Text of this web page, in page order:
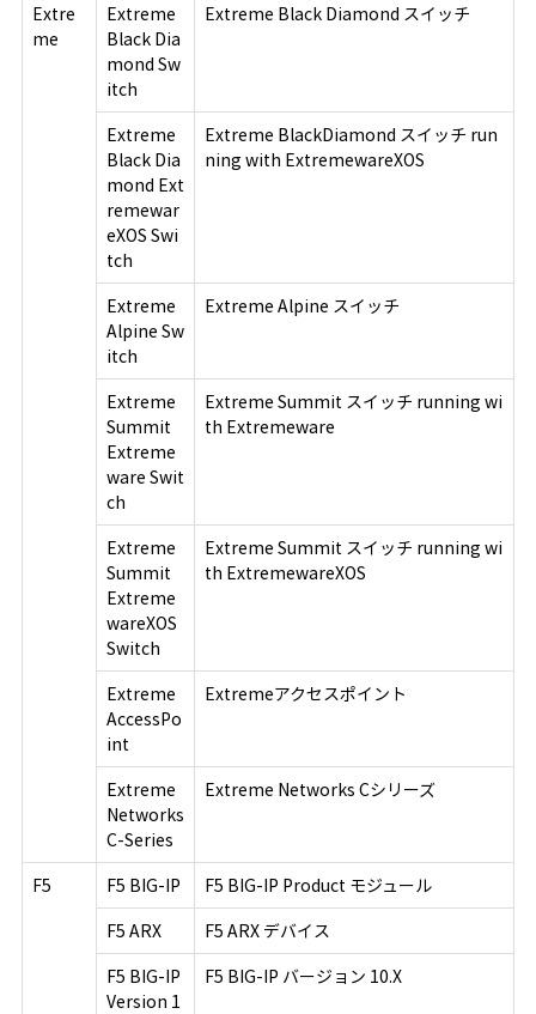
Extre
me
Extreme
Black Dia
mond Sw
itch
Extreme Black Diamond スイッチ
Extreme
Black Dia
mond Ext
remewar
eXOS Swi
tch
Extreme BlackDiamond スイッチ run
ning with ExtremewareXOS
Extreme
Alpine Sw
itch
Extreme Alpine スイッチ
Extreme
Summit
Extreme
ware Swit
ch
Extreme Summit スイッチ running wi
th Extremeware
Extreme
Summit
Extreme
wareXOS
Switch
Extreme Summit スイッチ running wi
th ExtremewareXOS
Extreme
AccessPo
int
Extremeアクセスポイント
Extreme
Networks
C-Series
Extreme Networks Cシリーズ
F5 F5 BIG-IP
F5 BIG-IP Product モジュール
F5 ARX
F5 ARX デバイス
F5 BIG-IP
Version 1
F5 BIG-IP バージョン 10.X